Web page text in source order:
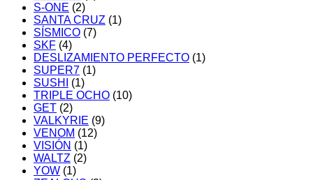
S-ONE (2)
SANTA CRUZ (1)
SÍSMICO (7)
SKF (4)
DESLIZAMIENTO PERFECTO (1)
SUPER7 (1)
SUSHI
(1)
TRIPLE OCHO (10)
GET (2)
VALKYRIE (9)
VENOM (12)
VISIÓN (1)
WALTZ (2)
YOW (1)